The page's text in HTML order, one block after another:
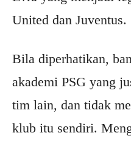
United dan Juventus.
Bila diperhatikan,
akademi PSG yang
tim lain, dan tidak
klub itu sendiri.